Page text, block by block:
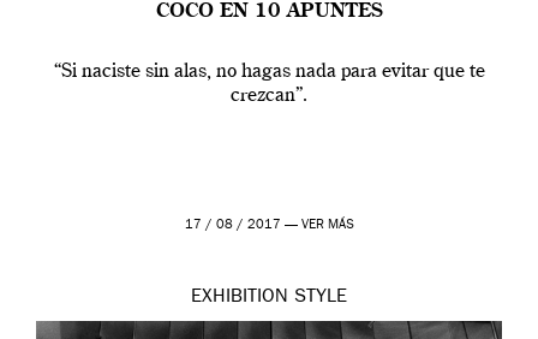
COCO EN 10 APUNTES
“Si naciste sin alas, no hagas nada para evitar que te
crezcan”.
17 / 08 / 2017 — VER MÁS
EXHIBITION STYLE